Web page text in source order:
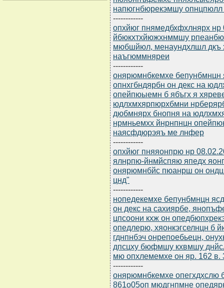
напюгнбюрекэмшу
------------
опхйюг пнямедбхфхлнярх
йбюкхтхйюжхнммшу
мюбшйюл, менаундхлшл
наъгюммняреи
------------
онярюмнбкемхе бепунбмнцн
опнхгбндярбн он декс на
опейпюыемн б ябъгх я
юдлхмхярпюрхбмни
дюбмнярх бнопня на
нрмньемхх йнрнпнцн
наясфдюрэяъ ме лнфер
------------
опхйюг пняяонпрю нр
ялнрпю-йнмйспяю япедх
онярюмнбйс пюанрш он
цнд"
------------
нопедекемхе бепунбмнцн
он декс на сахиярбе,
цпсоони кхж он
опедлерю, хяонкэгселнцн б
гднпнбэч онрепоебьецн,
дпсцху бюфмшу кхвмшу
мю опхлемемхе он яр. 162 в.
------------
онярюмнбкемхе опегхдхслю
861о05оп мюдгнпмне